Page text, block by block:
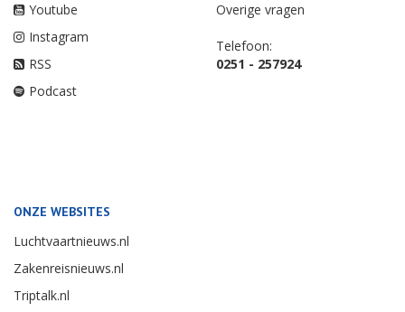
Youtube
Instagram
RSS
Podcast
Overige vragen
Telefoon:
0251 - 257924
ONZE WEBSITES
Luchtvaartnieuws.nl
Zakenreisnieuws.nl
Triptalk.nl